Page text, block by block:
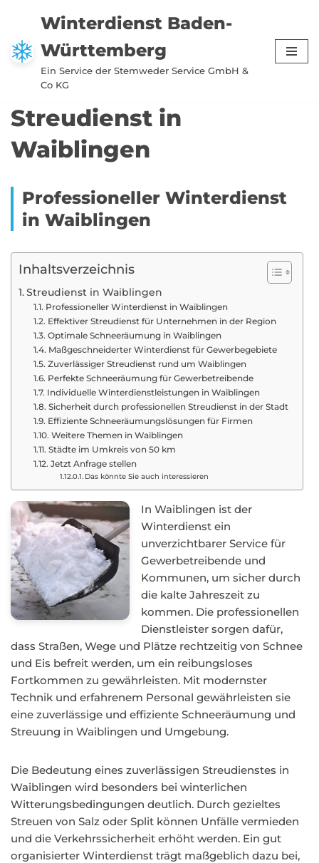
Zum
Inhalt
springen
Winterdienst Baden-
Württemberg
Ein Service der Stemweder Service GmbH &
Co KG
Streudienst in
Waiblingen
Professioneller Winterdienst
in Waiblingen
Inhaltsverzeichnis
Streudienst in Waiblingen
Professioneller Winterdienst in Waiblingen
Effektiver Streudienst für Unternehmen in der Region
Optimale Schneeräumung in Waiblingen
Maßgeschneiderter Winterdienst für Gewerbegebiete
Zuverlässiger Streudienst rund um Waiblingen
Perfekte Schneeräumung für Gewerbetreibende
Individuelle Winterdienstleistungen in Waiblingen
Sicherheit durch professionellen Streudienst in der Stadt
Effiziente Schneeräumungslösungen für Firmen
Weitere Themen in Waiblingen
Städte im Umkreis von 50 km
Jetzt Anfrage stellen
Das könnte Sie auch interessieren
In Waiblingen ist der
Winterdienst ein
unverzichtbarer Service für
Gewerbetreibende und
Kommunen, um sicher durch
die kalte Jahreszeit zu
kommen. Die professionellen
Dienstleister sorgen dafür,
dass Straßen, Wege und Plätze rechtzeitig von Schnee
und Eis befreit werden, um ein reibungsloses
Fortkommen zu gewährleisten. Mit modernster
Technik und erfahrenem Personal gewährleisten sie
eine zuverlässige und effiziente Schneeräumung und
Streuung in Waiblingen und Umgebung.
Die Bedeutung eines zuverlässigen Streudienstes in
Waiblingen wird besonders bei winterlichen
Witterungsbedingungen deutlich. Durch gezieltes
Streuen von Salz oder Split können Unfälle vermieden
und die Verkehrssicherheit erhöht werden. Ein gut
organisierter Winterdienst trägt maßgeblich dazu bei,